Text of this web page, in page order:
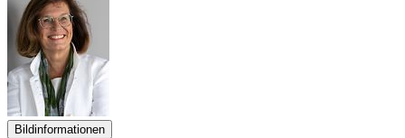
Bildinformationen